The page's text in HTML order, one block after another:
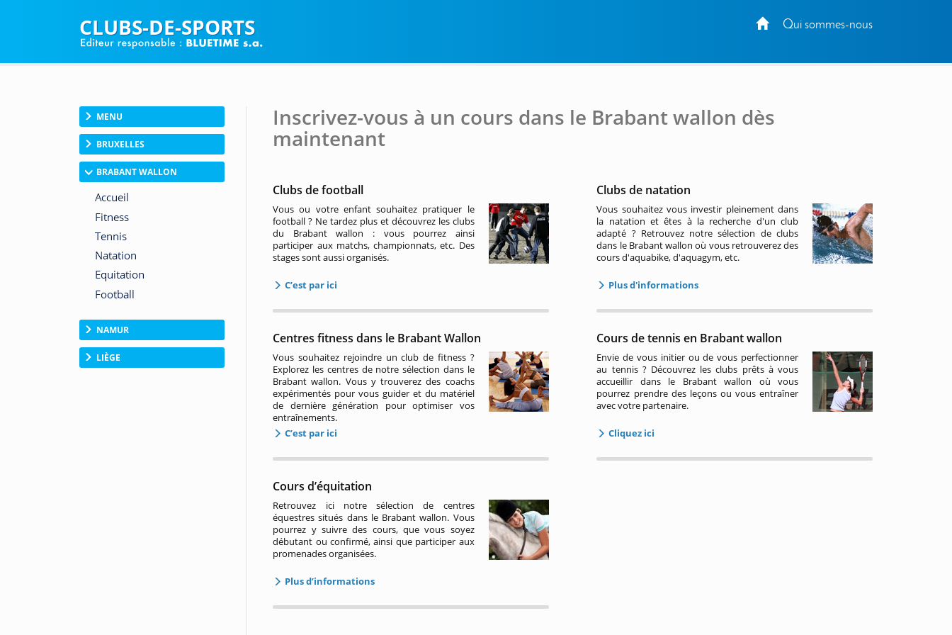
Qui sommes-nous
CLUBS-DE-SPORTS
MENU
BRUXELLES
BRABANT WALLON
NAMUR
LIÈGE
Inscrivez-vous à un cours dans le Brabant wallon dès
maintenant
Clubs de football
Vous ou votre enfant souhaitez pratiquer le
football ? Ne tardez plus et découvrez les clubs
du Brabant wallon : vous pourrez ainsi
participer aux matchs, championnats, etc. Des
stages sont aussi organisés.
C’est par ici
Clubs de natation
Vous souhaitez vous investir pleinement dans
la natation et êtes à la recherche d'un club
adapté ? Retrouvez notre sélection de clubs
dans le Brabant wallon où vous retrouverez des
cours d'aquabike, d'aquagym, etc.
Plus d'informations
Centres fitness dans le Brabant Wallon
Vous souhaitez rejoindre un club de fitness ?
Explorez les centres de notre sélection dans le
Brabant wallon. Vous y trouverez des coachs
expérimentés pour vous guider et du matériel
de dernière génération pour optimiser vos
entraînements.
C’est par ici
Cours de tennis en Brabant wallon
Envie de vous initier ou de vous perfectionner
au tennis ? Découvrez les clubs prêts à vous
accueillir dans le Brabant wallon où vous
pourrez prendre des leçons ou vous entraîner
avec votre partenaire.
Cliquez ici
Cours d’équitation
Retrouvez ici notre sélection de centres
équestres situés dans le Brabant wallon. Vous
pourrez y suivre des cours, que vous soyez
débutant ou confirmé, ainsi que participer aux
promenades organisées.
Plus d’informations